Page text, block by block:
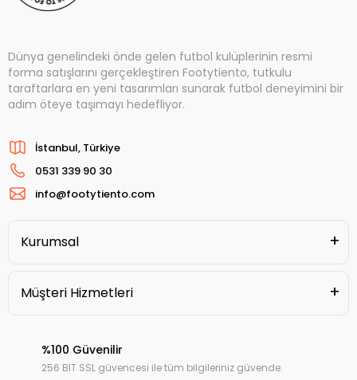
Dünya genelindeki önde gelen futbol kulüplerinin resmi
forma satışlarını gerçekleştiren Footytiento, tutkulu
taraftarlara en yeni tasarımları sunarak futbol deneyimini bir
adım öteye taşımayı hedefliyor.
İstanbul, Türkiye
0531 339 90 30
info@footytiento.com
Kurumsal
Müşteri Hizmetleri
%100 Güvenilir
256 BIT SSL güvencesi ile tüm bilgileriniz güvende.